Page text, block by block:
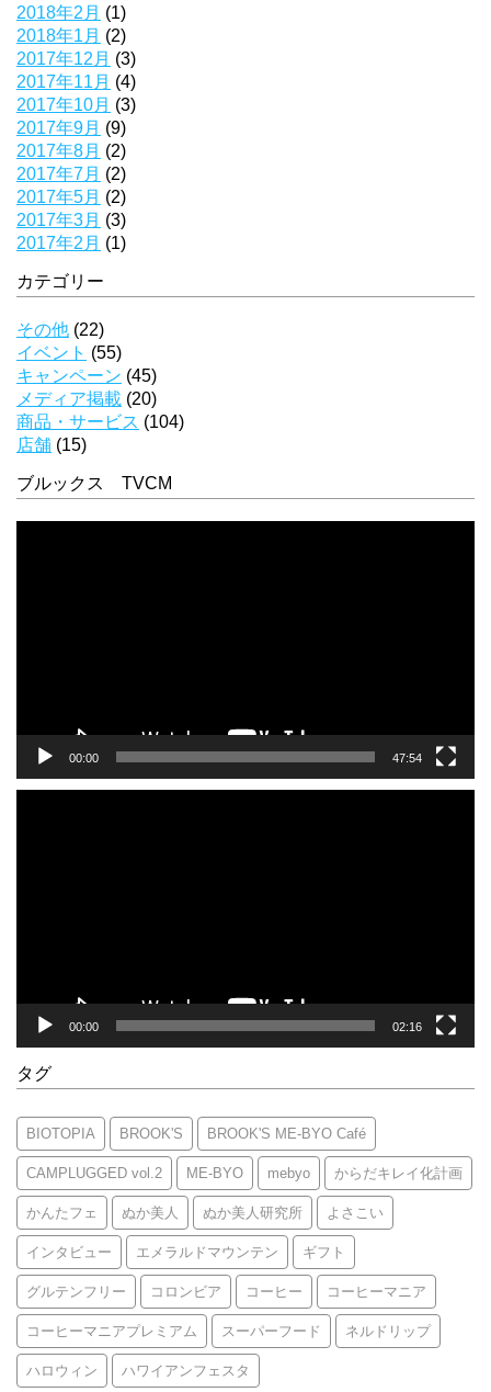
2018年2月 (1)
2018年1月 (2)
2017年12月 (3)
2017年11月 (4)
2017年10月 (3)
2017年9月 (9)
2017年8月 (2)
2017年7月 (2)
2017年5月 (2)
2017年3月 (3)
2017年2月 (1)
カテゴリー
その他 (22)
イベント (55)
キャンペーン (45)
メディア掲載 (20)
商品・サービス (104)
店舗 (15)
ブルックス TVCM
00:00 47:54
00:00 02:16
タグ
BIOTOPIA BROOK'S BROOK'S ME-BYO Café
CAMPLUGGED vol.2 ME-BYO mebyo からだキレイ化計画
かんたフェ ぬか美人 ぬか美人研究所 よさこい
インタビュー エメラルドマウンテン ギフト
グルテンフリー コロンビア コーヒー コーヒーマニア
コーヒーマニアプレミアム スーパーフード ネルドリップ
ハロウィン ハワイアンフェスタ